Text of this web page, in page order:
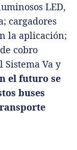
LED,
cargadores
la aplicación;
cobro
Va y
el futuro se
buses